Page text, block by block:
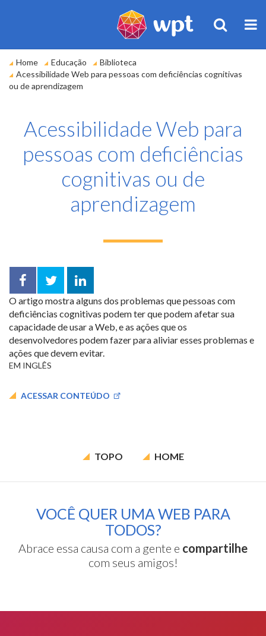
BUSCA
está
em:
Home Educação
Biblioteca
Acessibilidade Web para pessoas com deficiências cognitivas
ou de aprendizagem
Acessibilidade Web para
pessoas com deficiências
cognitivas ou de
aprendizagem
Facebook
TwitterLinkedIn
compartilhar
O artigo mostra alguns dos problemas que pessoas com
deficiências cognitivas podem ter que podem afetar sua
capacidade de usar a Web, e as ações que os
desenvolvedores podem fazer para aliviar esses problemas e
ações que devem evitar.
EM INGLÊS
ACESSAR CONTEÚDO
TOPO HOME
VOCÊ QUER UMA WEB PARA
TODOS?
Abrace essa causa com a gente e compartilhe
com seus amigos!